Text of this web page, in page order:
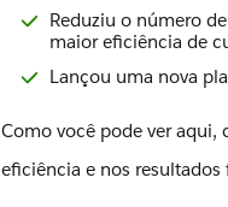
Reduziu o número
maior eficiência de
Lançou uma nova
Como você pode ver aqui,
eficiência e nos resultados